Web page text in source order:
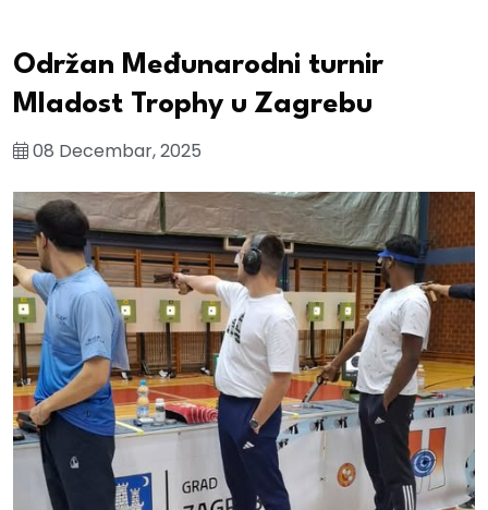
Održan Međunarodni turnir
Mladost Trophy u Zagrebu
08 Decembar, 2025